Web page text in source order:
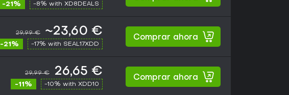
-21% -8% with XD8DEALS
29,99 € ~23,60 €
-21% -17% with SEAL17XDD
Comprar ahora
29,99 € 26,65 €
-11% -10% with XDD10
Comprar ahora